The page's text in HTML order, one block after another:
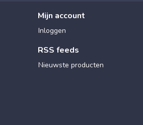
Mijn account
Inloggen
RSS feeds
Nieuwste producten